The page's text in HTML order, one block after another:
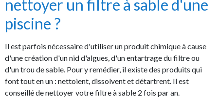
nettoyer un filtre à sable d'une
piscine ?
Il est parfois nécessaire d'utiliser un produit chimique à cause
d'une création d'un nid d'algues, d'un entartrage du filtre ou
d'un trou de sable. Pour y remédier, il existe des produits qui
font tout en un : nettoient, dissolvent et détartrent. Il est
conseillé de nettoyer votre filtre à sable 2 fois par an.